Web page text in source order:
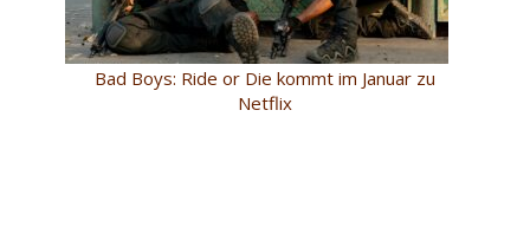
Bad Boys: Ride or Die kommt im Januar zu
Netflix